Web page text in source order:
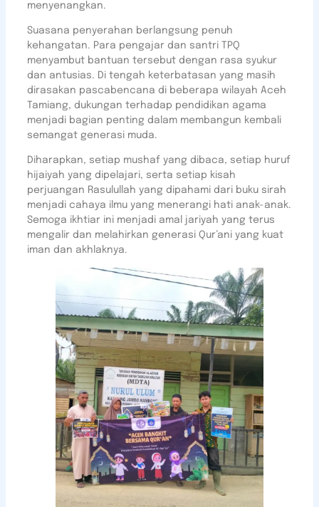
menyenangkan.
Suasana penyerahan berlangsung penuh
kehangatan. Para pengajar dan santri TPQ
menyambut bantuan tersebut dengan rasa syukur
dan antusias. Di tengah keterbatasan yang masih
dirasakan pascabencana di beberapa wilayah Aceh
Tamiang, dukungan terhadap pendidikan agama
menjadi bagian penting dalam membangun kembali
semangat generasi muda.
Diharapkan, setiap mushaf yang dibaca, setiap huruf
hijaiyah yang dipelajari, serta setiap kisah
perjuangan Rasulullah yang dipahami dari buku sirah
menjadi cahaya ilmu yang menerangi hati anak-anak.
Semoga ikhtiar ini menjadi amal jariyah yang terus
mengalir dan melahirkan generasi Qur’ani yang kuat
iman dan akhlaknya.